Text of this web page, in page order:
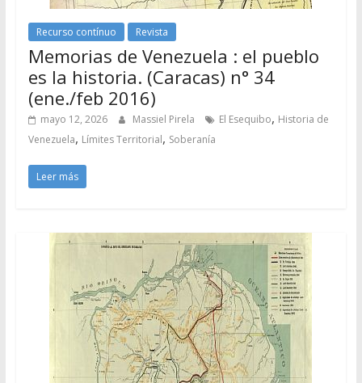
Recurso contínuo Revista
Memorias de Venezuela : el pueblo
es la historia. (Caracas) n° 34
(ene./feb 2016)
mayo 12, 2026 Massiel Pirela El Esequibo, Historia de
Venezuela, Límites Territorial, Soberanía
Leer más